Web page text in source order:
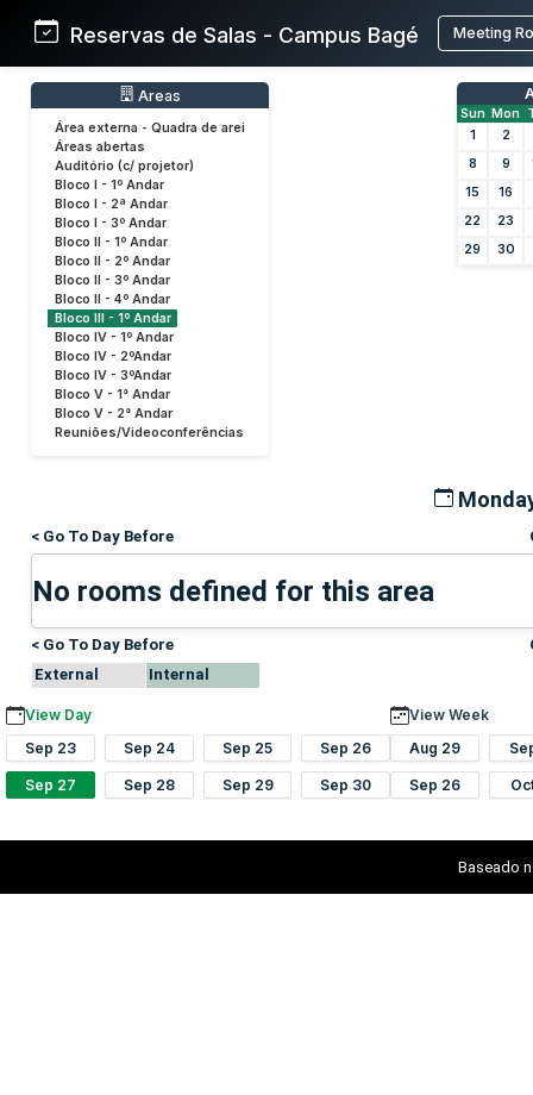
Reservas de Salas - Campus Bagé Meeting
Areas
Área externa - Quadra de arei
Áreas abertas
Auditório (c/ projetor)
Bloco I - 1º Andar
Bloco I - 2ª Andar
Bloco I - 3º Andar
Bloco II - 1º Andar
Bloco II - 2º Andar
Bloco II - 3º Andar
Bloco II - 4º Andar
Bloco III - 1º Andar
Bloco IV - 1º Andar
Bloco IV - 2ºAndar
Bloco IV - 3ºAndar
Bloco V - 1° Andar
Bloco V - 2° Andar
Reuniões/Videoconferências
Sun Mon
1
2
8
9
15
16
22
23
29
30
< Go To Day Before
No rooms defined for this area
< Go To Day Before
External
Internal
View Day
Sep 23
Sep 24 Sep 25 Sep 26
Sep 27 Sep 28 Sep 29 Sep 30
View Week
Aug 29
Sep 26
Baseado